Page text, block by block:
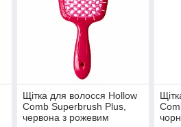
Щітка для волосся Hollow
Comb Superbrush Plus,
червона з рожевим